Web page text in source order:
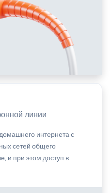
линии
интернета с
сетей общего
и при этом доступ в